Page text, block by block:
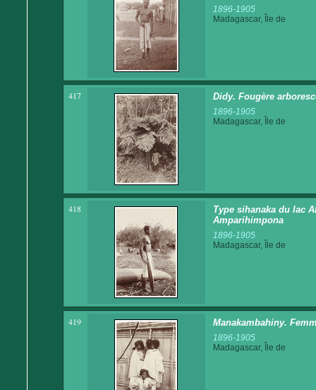
1896-1905
Madagascar, Île de
417 Didy. Fougère
1896-1905
Madagascar, Île de
418
Type sihanaka du lac
Amparihimpona
1896-1905
Madagascar, Île de
419 Manakambahiny.
1896-1905
Madagascar, Île de